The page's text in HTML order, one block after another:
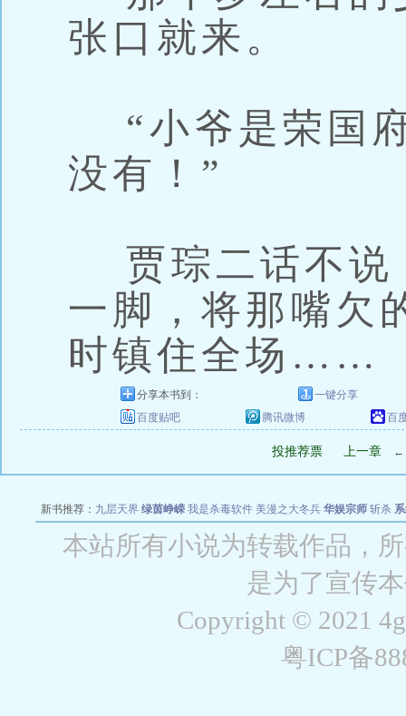
张口就来。
“小爷是荣国
没有！”
贾琮二话不说
一脚，将那嘴欠
时镇住全场……
分享本书到：
一键分享
百度贴吧
腾讯微博 百
投推荐票 上一章 ←
新书推荐： 九层天界 绿茵峥嵘 我是杀毒软件 美漫之大冬兵 华娱宗师 斩杀
战争天堂 混元道纪 教练万岁 都市全能巨星 绝对交易 全职武神 位面复
本站所有小说为转载作品，
是为了宣传
Copyright © 2021
粤ICP备